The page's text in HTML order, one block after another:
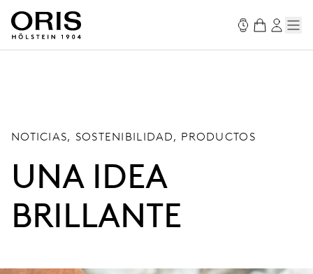
NOTICIAS, SOSTENIBILIDAD, PRODUCTOS
UNA IDEA
BRILLANTE